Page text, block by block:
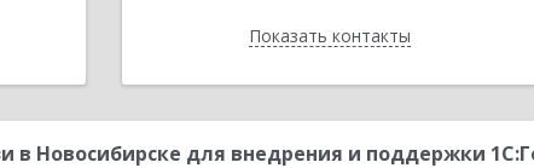
Показать контакты
Назад
Новосибирске для внедрения и поддержки